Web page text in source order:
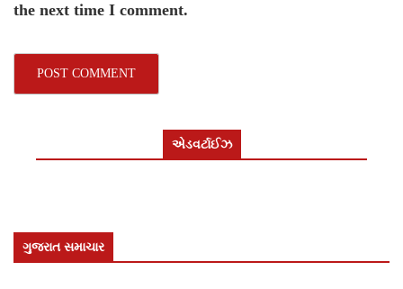
the next time I comment.
એડવર્ટાઈઝ
ગુજરાત સમાચાર